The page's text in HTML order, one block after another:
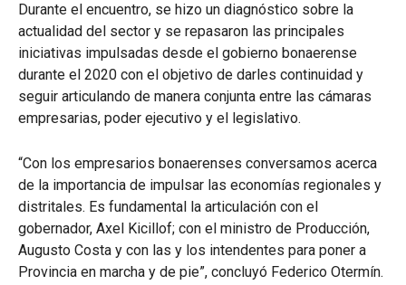
Durante el encuentro, se hizo un diagnóstico sobre la
actualidad del sector y se repasaron las principales
iniciativas impulsadas desde el gobierno bonaerense
durante el 2020 con el objetivo de darles continuidad y
seguir articulando de manera conjunta entre las cámaras
empresarias, poder ejecutivo y el legislativo.
“Con los empresarios bonaerenses conversamos acerca
de la importancia de impulsar las economías regionales y
distritales. Es fundamental la articulación con el
gobernador, Axel Kicillof; con el ministro de Producción,
Augusto Costa y con las y los intendentes para poner a
Provincia en marcha y de pie”, concluyó Federico Otermín.